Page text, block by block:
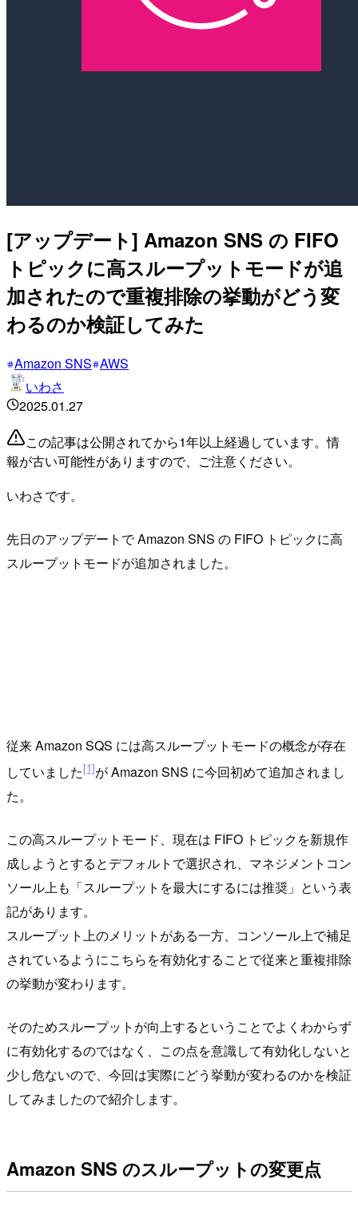
[アップデート] Amazon SNS の FIFO
トピックに高スループットモードが追
加されたので重複排除の挙動がどう変
わるのか検証してみた
Amazon SNS AWS
いわさ
2025.01.27
この記事は公開されてから1年以上経過しています。情
報が古い可能性がありますので、ご注意ください。
いわさです。
先日のアップデートで Amazon SNS の FIFO トピックに高
スループットモードが追加されました。
従来 Amazon SQS には高スループットモードの概念が存在
していました[1]が Amazon SNS に今回初めて追加されまし
た。
この高スループットモード、現在は FIFO トピックを新規作
成しようとするとデフォルトで選択され、マネジメントコン
ソール上も「スループットを最大にするには推奨」という表
記があります。
スループット上のメリットがある一方、コンソール上で補足
されているようにこちらを有効化することで従来と重複排除
の挙動が変わります。
そのためスループットが向上するということでよくわからず
に有効化するのではなく、この点を意識して有効化しないと
少し危ないので、今回は実際にどう挙動が変わるのかを検証
してみましたので紹介します。
Amazon SNS のスループットの変更点